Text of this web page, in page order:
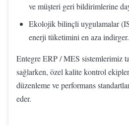
ve müşteri geri bildirimlerine
Ekolojik bilinçli uygulamalar
enerji tüketimini en aza indirger.
Entegre ERP / MES sistemlerimiz
sağlarken, özel kalite kontrol
düzenleme ve performans
eder.